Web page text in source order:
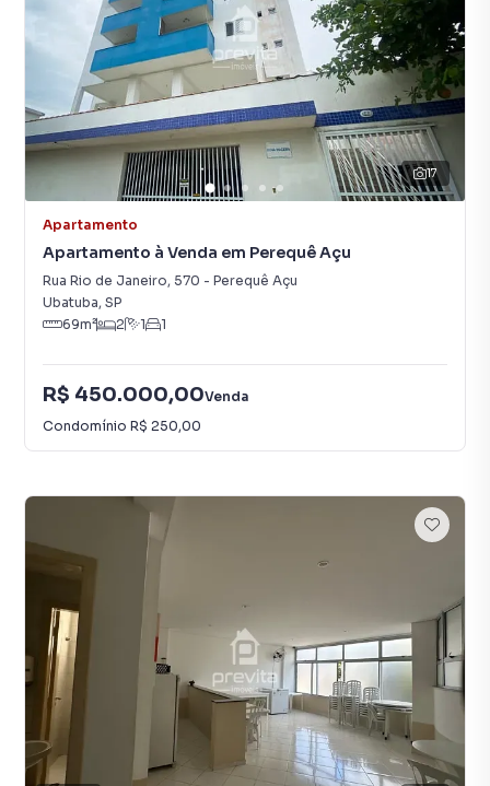
17
Apartamento
Apartamento à Venda em Perequê Açu
Rua Rio de Janeiro, 570 - Perequê Açu
Ubatuba, SP
69m² 2 1 1
R$ 450.000,00Venda
Condomínio R$ 250,00